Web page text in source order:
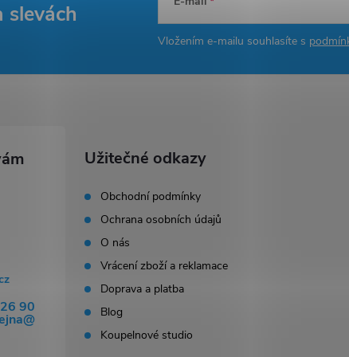
slevách
Vložením e-mailu souhlasíte s
90
Užitečné odkazy
Obchodní podmínky
Ochrana osobních údajů
O nás
Vrácení zboží a reklamace
Doprava a platba
Blog
Koupelnové studio